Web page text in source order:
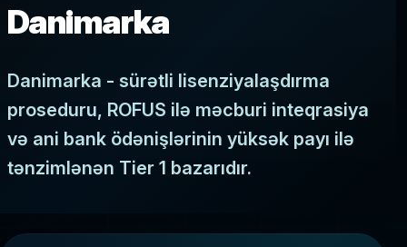
Danimarka
Danimarka - sürətli lisenziyalaşdırma
proseduru, ROFUS ilə məcburi inteqrasiya
və ani bank ödənişlərinin yüksək payı ilə
tənzimlənən Tier 1 bazarıdır.